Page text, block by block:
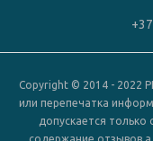
Copyright © 2014 - 2022
или перепечатка
допускается только
содержание отзывов